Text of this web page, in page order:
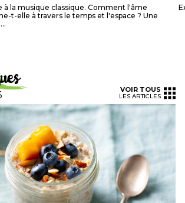
à la musique classique. Comment l'âme
t-elle à travers le temps et l'espace ? Une
VOIR TOUS
LES ARTICLES